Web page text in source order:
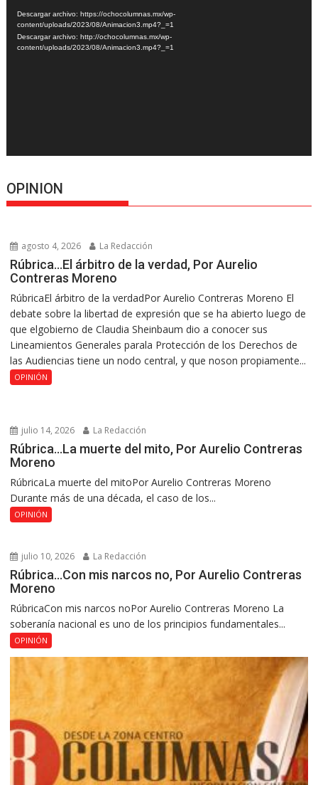
de
vídeo
Descargar archivo: https://ochocolumnas.mx/wp-
content/uploads/2023/08/Animacion3.mp4?_=1
Descargar archivo: http://ochocolumnas.mx/wp-
content/uploads/2023/08/Animacion3.mp4?_=1
OPINION
agosto 4, 2026 La Redacción
Rúbrica…El árbitro de la verdad, Por Aurelio
Contreras Moreno
RúbricaEl árbitro de la verdadPor Aurelio Contreras Moreno El
debate sobre la libertad de expresión que se ha abierto luego de
que elgobierno de Claudia Sheinbaum dio a conocer sus
Lineamientos Generales parala Protección de los Derechos de
las Audiencias tiene un nodo central, y que noson propiamente...
OPINIÓN
julio 14, 2026 La Redacción
Rúbrica…La muerte del mito, Por Aurelio Contreras
Moreno
RúbricaLa muerte del mitoPor Aurelio Contreras Moreno
Durante más de una década, el caso de los...
OPINIÓN
julio 10, 2026 La Redacción
Rúbrica…Con mis narcos no, Por Aurelio Contreras
Moreno
RúbricaCon mis narcos noPor Aurelio Contreras Moreno La
soberanía nacional es uno de los principios fundamentales...
OPINIÓN